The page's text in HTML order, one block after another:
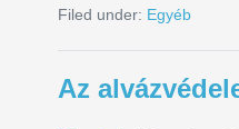
Filed under: Egyéb
Az